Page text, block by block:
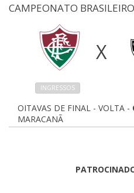
CAMPEONATO BRASILEIRO
X
INGRESSOS
OITAVAS DE FINAL - VOLTA -
MARACANÃ